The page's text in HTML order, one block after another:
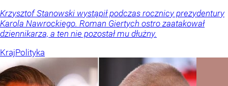
Krzysztof Stanowski wystąpił podczas rocznicy prezydentury
Karola Nawrockiego. Roman Giertych ostro zaatakował
dziennikarza, a ten nie pozostał mu dłużny.
KrajPolityka